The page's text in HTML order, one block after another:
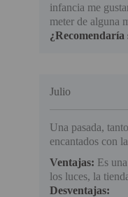
infancia me
meter de alguna
¿Recomendaría
Julio
Una pasada,
encantados con
Ventajas: Es
los luces, la
Desventajas: